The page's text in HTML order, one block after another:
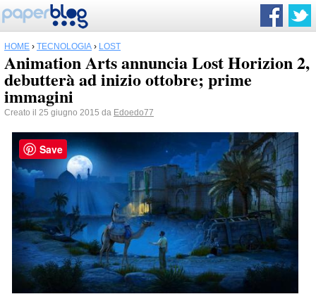
HOME › TECNOLOGIA › LOST
Animation Arts annuncia Lost Horizion 2,
debutterà ad inizio ottobre; prime
immagini
Creato il 25 giugno 2015 da Edoedo77
Save